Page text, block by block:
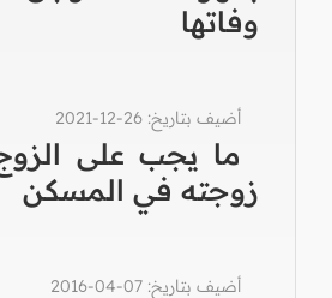
وفاتها
أضيف بتاريخ: 26-12-2021
ما يجب على
زوجته في المسكن
أضيف بتاريخ: 07-04-2016